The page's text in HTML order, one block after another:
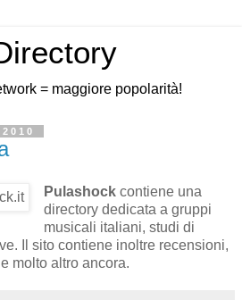
= maggiore popolarità!
Pulashockcontiene una
directory dedicata a gruppi
musicali italiani, studi di
Il sito contiene inoltre recensioni,
molto altro ancora.